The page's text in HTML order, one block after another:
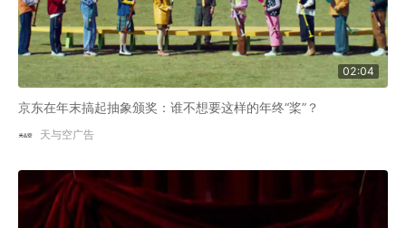
02:04
京东在年末搞起抽象颁奖：谁不想要这样的年终“桨”？
天与空广告